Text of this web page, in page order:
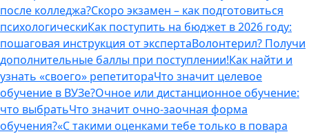
после колледжа?Скоро экзамен – как подготовиться
психологическиКак поступить на бюджет в 2026 году:
пошаговая инструкция от экспертаВолонтерил? Получи
дополнительные баллы при поступлении!Как найти и
узнать «своего» репетитораЧто значит целевое
обучение в ВУЗе?Очное или дистанционное обучение:
что выбратьЧто значит очно-заочная форма
обучения?«С такими оценками тебе только в повара